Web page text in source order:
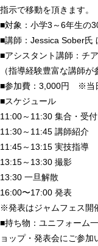
指示で移動を頂きます。
■対象：小学3～6年生の
■講師：Jessica Sober氏
■アシスタント講師：チ
（指導経験豊富な講師
■参加費：3,000円 ※当
■スケジュール
11:00～11:30 集合・受付
11:30～11:45 講師紹介
11:45～13:15 実技指導
13:15～13:30 撮影
13:30 一旦解散
16:00〜17:00 発表
※発表はジャムフェス開
■持ち物：ユニフォーム
ョップ・発表会にご参